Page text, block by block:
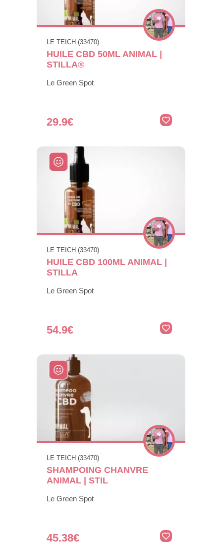
LE TEICH (33470)
HUILE CBD 50ML ANIMAL |
STILLA®
Le Green Spot
29.9€
LE TEICH (33470)
HUILE CBD 100ML ANIMAL |
STILLA
Le Green Spot
54.9€
LE TEICH (33470)
SHAMPOING CHANVRE
ANIMAL | STIL
Le Green Spot
45.38€